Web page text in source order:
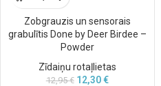
Zobgrauzis un sensorais
grabulītis Done by Deer Birdee –
Powder
Zīdaiņu rotaļlietas
12,95€ 12,30€